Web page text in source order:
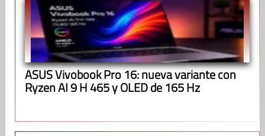
ASUS Vivobook Pro 16: nueva variante con
Ryzen AI 9 H 465 y OLED de 165 Hz